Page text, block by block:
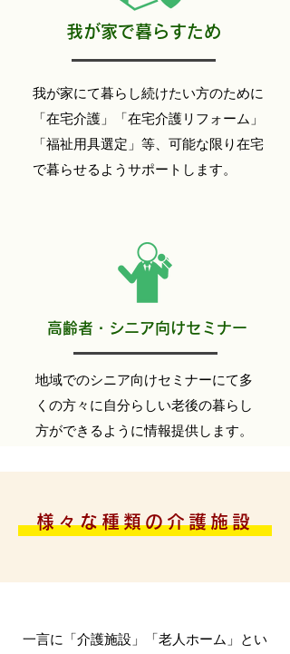
​我が家で暮らすため
我が家にて暮らし続けたい方のために
「在宅介護」「在宅介護リフォーム」
「福祉用具選定」等、可能な限り在宅
で暮らせるようサポートします。
高齢者・シニア向けセミナー
地域でのシニア向けセミナーにて多
くの方々に自分らしい老後の暮らし
方ができるように情報提供します。
様々な種類の介護施設
一言に「介護施設」「老人ホーム」とい